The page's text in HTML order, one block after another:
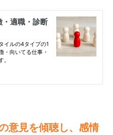
意見を傾聴し、感情